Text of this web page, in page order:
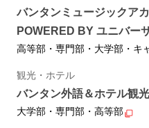
バンタンミュージックア
POWERED BY ユニバー
高等部・専門部・大学部・キ
観光・ホテル
バンタン外語＆ホテル観
大学部・専門部・高等部